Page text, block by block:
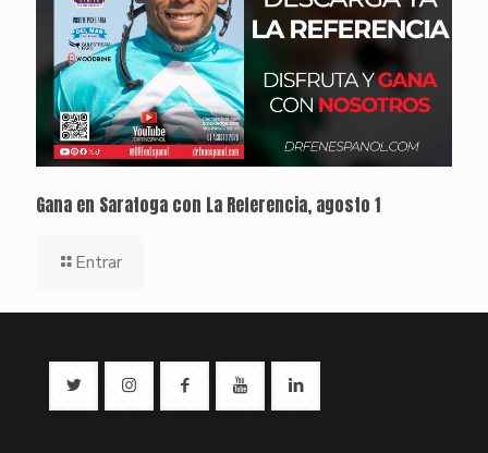
Gana en Saratoga con La Referencia, agosto 1
Entrar